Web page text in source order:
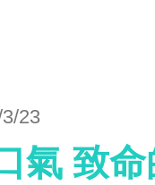
23
氣 致